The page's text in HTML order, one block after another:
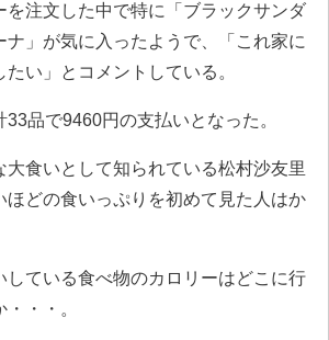
を注文した中で特に「ブラックサンダ
ナ」が気に入ったようで、「これ家に
い」とコメントしている。
品で9460円の支払いとなった。
大食いとして知られている松村沙友里
ほどの食いっぷりを初めて見た人はか
している食べ物のカロリーはどこに行
・・。